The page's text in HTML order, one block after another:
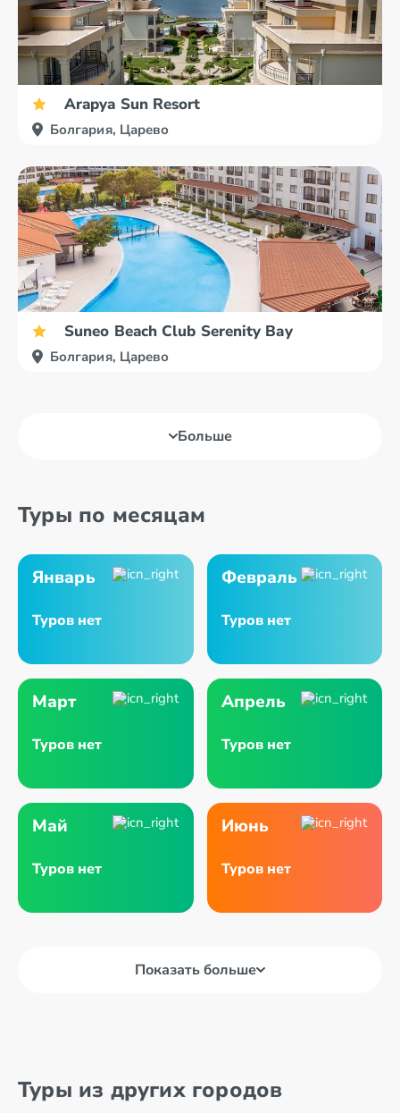
Arapya Sun Resort
Болгария, Царево
Suneo Beach Club Serenity Bay
Болгария, Царево
Больше
Туры по месяцам
Январь
Туров нет
Февраль
Туров нет
Март
Туров нет
Апрель
Туров нет
Май
Туров нет
Июнь
Туров нет
Показать больше
Туры из других городов